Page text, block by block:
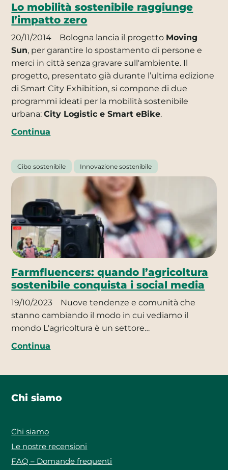
Lo mobilità sostenibile raggiunge
l’impatto zero
20/11/2014 Bologna lancia il progetto Moving
Sun, per garantire lo spostamento di persone e
merci in città senza gravare sull'ambiente. Il
progetto, presentato già durante l’ultima edizione
di Smart City Exhibition, si compone di due
programmi ideati per la mobilità sostenibile
urbana:City Logistic e Smart eBike.
Continua
Cibo sostenibile Innovazione sostenibile
Farmfluencers: quando l’agricoltura
sostenibile conquista i social media
19/10/2023
Nuove tendenze e comunità che
stanno cambiando il modo in cui vediamo il
mondo L'agricoltura è un settore…
Continua
Chi siamo
Chi siamo
Le nostre recensioni
FAQ – Domande frequenti